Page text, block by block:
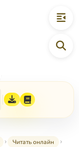
Читать онлайн